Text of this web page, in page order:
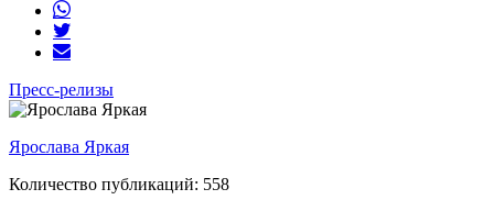
Пресс-релизы
Ярослава Яркая
Количество публикаций: 558